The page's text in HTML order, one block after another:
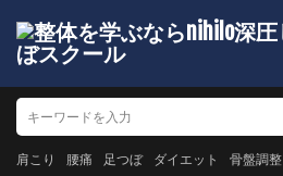
肩こり 腰痛 足つぼ ダイエット 骨盤調整